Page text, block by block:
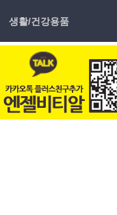
생활/건강용품